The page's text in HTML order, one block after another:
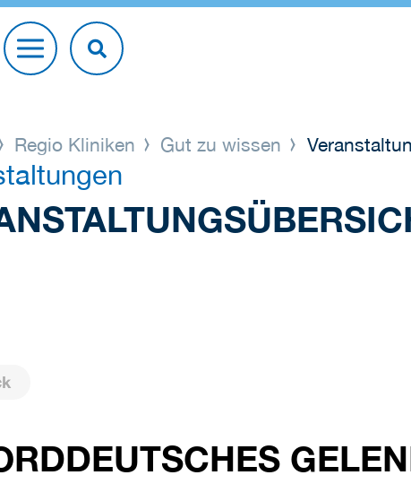
Regio Kliniken Gut zu wissen